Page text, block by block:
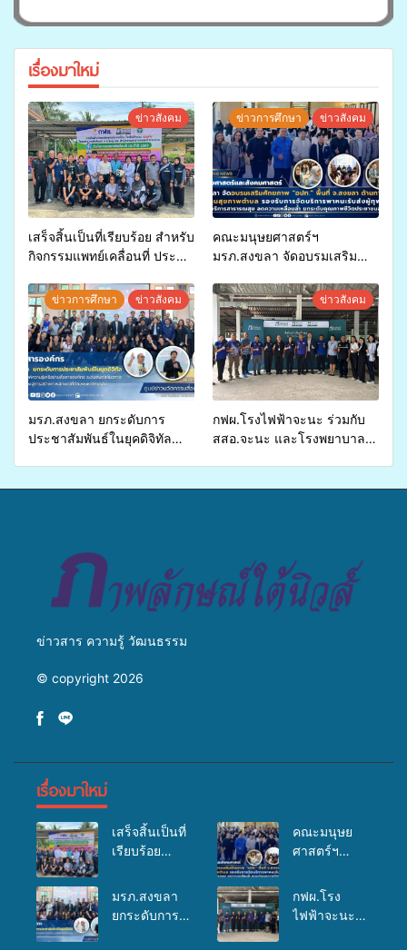
เรื่องมาใหม่
ข่าวสังคม
เสร็จสิ้นเป็นที่เรียบร้อย สำหรับ
กิจกรรมแพทย์เคลื่อนที่ ประจำ
สุขภาพแก่ประชาชนในพื้นที่
อำเภอจะนะ
ข่าวการศึกษา ข่าวสังคม
คณะมนุษยศาสตร์ฯ
มรภ.สงขลา จัดอบรมเสริม
จ่ายงบกองทุนสุขภาพตำบล
รองรับการจัดบริการพาหนะรับ
ส่งผู้ทุพพลภาพเพื่อเข้ารับ
บริการสาธารณสุข ลดความ
เหลื่อมล้ำ ยกระดับคุณภาพ
ชีวิตประชาชนอย่างยั่งยืน
ข่าวการศึกษา ข่าวสังคม
มรภ.สงขลา ยกระดับการ
ประชาสัมพันธ์ในยุคดิจิทัล
ข่าวสังคม
กฟผ.โรงไฟฟ้าจะนะ ร่วมกับ
สสอ.จะนะ และโรงพยาบาล
ข่าวสาร ความรู้ วัฒนธรรม
© copyright 2026
เรื่องมาใหม่
เสร็จสิ้นเป็นที่
เรียบร้อย
เคลื่อนที่
คณะมนุษย
ศาสตร์ฯ
จัดอบรมเสริม
ศักยภาพ
มรภ.สงขลา
ยกระดับการ
กฟผ.โรง
ไฟฟ้าจะนะ